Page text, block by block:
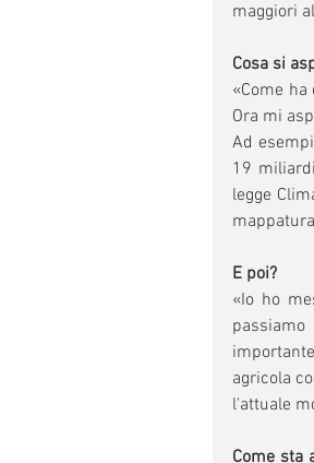
maggiori
Cosa si
«Come
Ora mi
Ad
19
legge
E poi?
«Io ho
agricola
l'attuale
Come sta